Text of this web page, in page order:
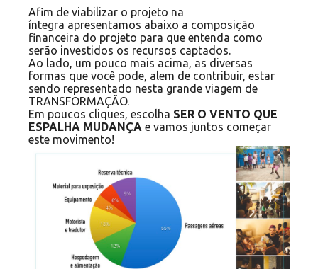
Afim de viabilizar o projeto na
íntegra apresentamos abaixo a composição
financeira do projeto para que entenda como
serão investidos os recursos captados.
Ao lado, um pouco mais acima, as diversas
formas que você pode, alem de contribuir, estar
sendo representado nesta grande viagem de
TRANSFORMAÇÃO.
Em poucos cliques, escolha SER O VENTO QUE
ESPALHA MUDANÇA e vamos juntos começar
este movimento!